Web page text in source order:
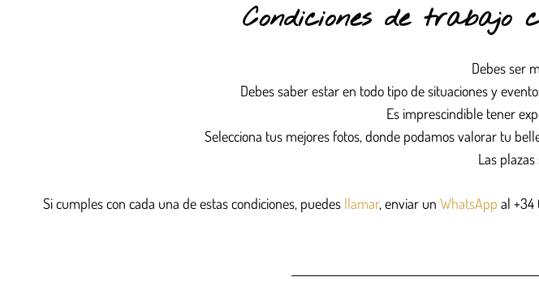
Condiciones de trabajo
Debes ser
Debes saber estar en todo tipo de situaciones y
Es imprescindible tener
Selecciona tus mejores fotos, donde podamos valorar tu
Las
Si cumples con cada una de estas condiciones, puedes llamar, enviar un WhatsApp al +34